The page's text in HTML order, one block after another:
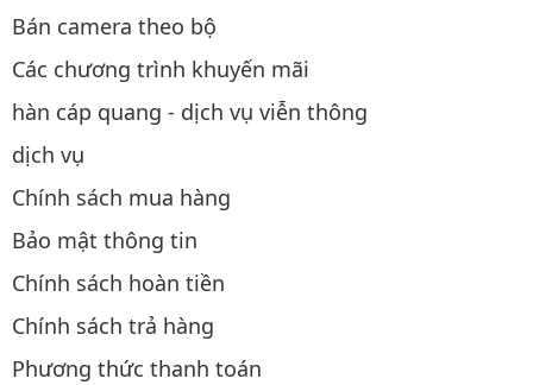
Bán camera theo bộ
Các chương trình khuyến mãi
hàn cáp quang - dịch vụ viễn thông
dịch vụ
Chính sách mua hàng
Bảo mật thông tin
Chính sách hoàn tiền
Chính sách trả hàng
Phương thức thanh toán